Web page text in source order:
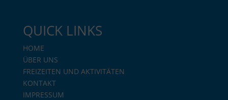
QUICK LINKS
HOME
ÜBER UNS
FREIZEITEN UND AKTIVITÄTEN
KONTAKT
IMPRESSUM